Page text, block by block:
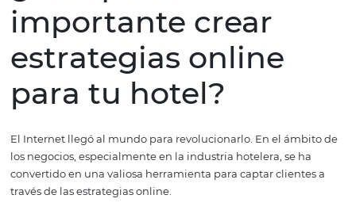
¿Por qué es
importante crear
estrategias online
para tu hotel?